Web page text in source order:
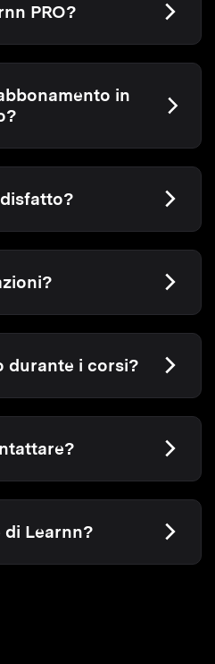
PRO?
in
durante i corsi?
di Learnn?